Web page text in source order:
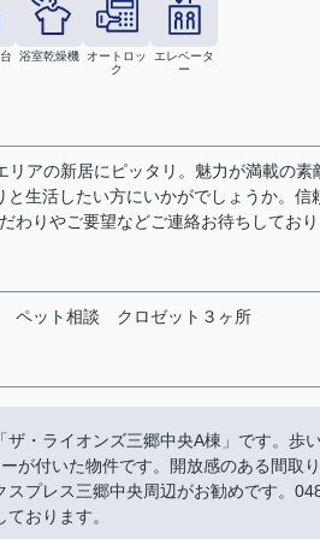
浴室乾燥機
オートロッ
ク
エレベータ
ー
リアの新居にピッタリ。魅力が満載の
生活したい方にいかがでしょうか。
わりやご要望などご連絡お待ちしており
ペット相談 クロゼット３ヶ所
・ライオンズ三郷中央A棟」です。歩
が付いた物件です。開放感のある間取
スプレス三郷中央周辺がお勧めです。
おります。